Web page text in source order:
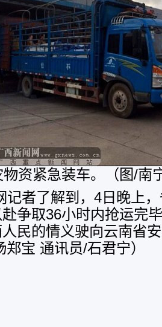
物资紧急装车。（图/南
记者了解到，4日晚上
争取36小时内抢运完
民的情义驶向云南省
宝 通讯员/石君宁）